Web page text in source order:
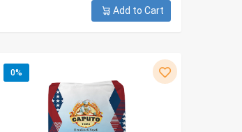
Add to Cart
0%